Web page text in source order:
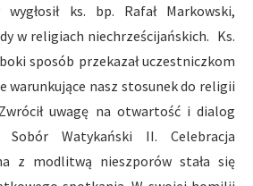
wygłosił ks. bp. Rafał Markowski,
w religiach niechrześcijańskich. Ks.
sposób przekazał uczestniczkom
warunkujące nasz stosunek do religii
uwagę na otwartość i dialog
Sobór Watykański II. Celebracja
z modlitwą nieszporów stała się